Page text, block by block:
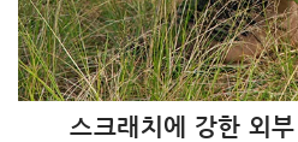
스크래치에 강한 외